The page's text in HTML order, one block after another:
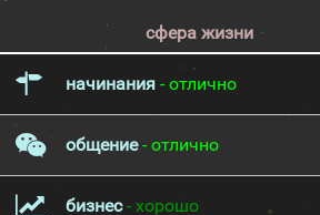
сфера жизни
начинания - отлично
общение- отлично
бизнес- хорошо